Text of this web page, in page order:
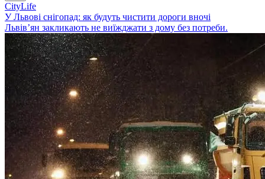
CityLife
У Львові снігопад: як будуть чистити дороги вночі
Львів’ян закликають не виїжджати з дому без потреби.